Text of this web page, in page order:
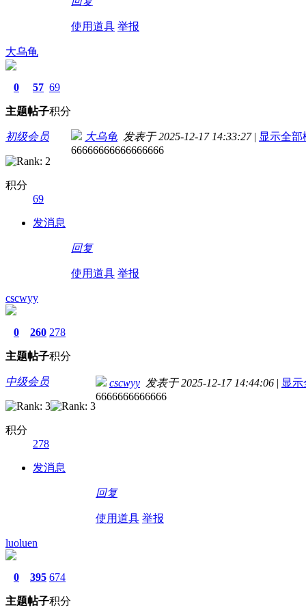
使用道具 举报
大乌龟
0
主题
57
帖子
69
积分
初级会员
积分
69
发消息
大乌龟 发表于 2025-12-17 14:33:27 | 显示全部
66666666666666666
回复
使用道具 举报
cscwyy
0
主题
260
帖子
278
积分
中级会员
积分
278
发消息
cscwyy 发表于 2025-12-17 14:44:06 | 显
6666666666666
回复
使用道具 举报
luoluen
0
主题
395
帖子
674
积分